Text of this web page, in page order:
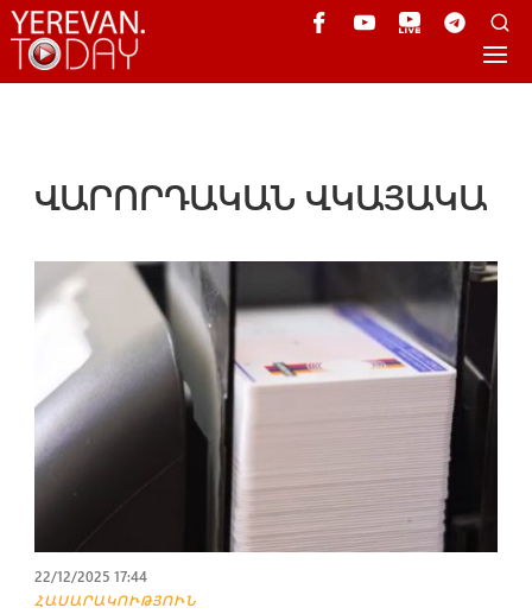
ՎԱՐՈՐԴԱԿԱՆ ՎԿԱՅԱԿԱ
22/12/2025 17:44
ՀԱՍԱՐԱԿՈՒԹՅՈՒՆ